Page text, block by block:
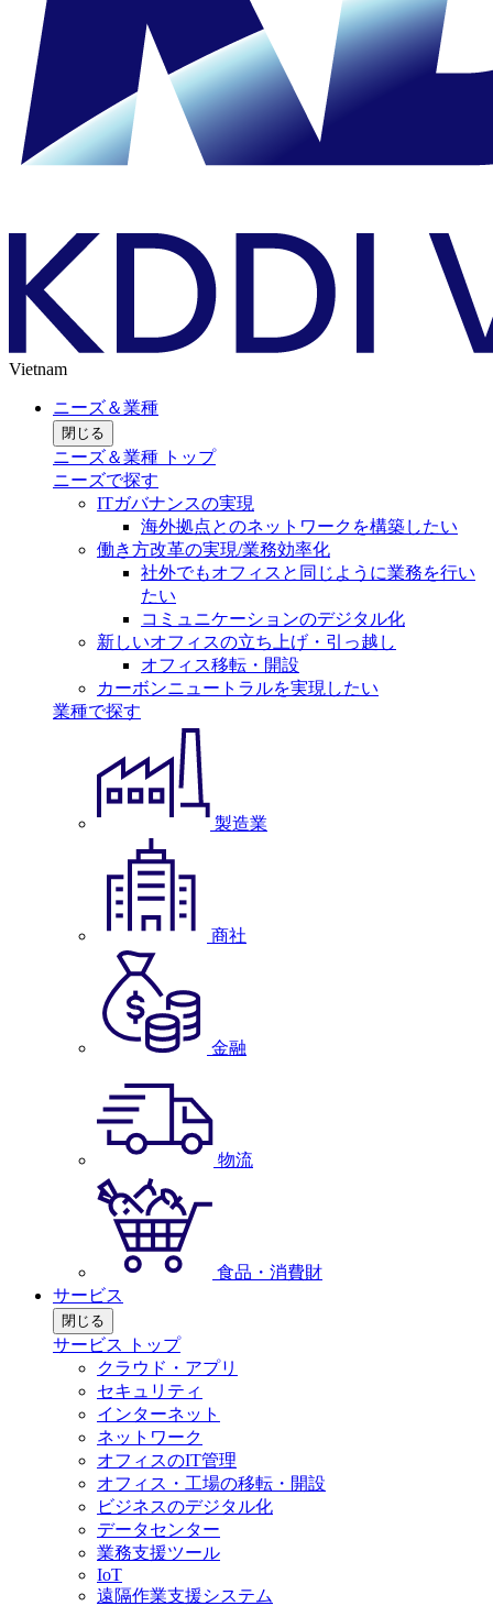
Vietnam
ニーズ＆業種
閉じる
ニーズ＆業種 トップ
ニーズで探す
ITガバナンスの実現
海外拠点とのネットワークを構築したい
働き方改革の実現/業務効率化
社外でもオフィスと同じように業務を行い
たい
コミュニケーションのデジタル化
新しいオフィスの立ち上げ・引っ越し
オフィス移転・開設
カーボンニュートラルを実現したい
業種で探す
製造業
商社
金融
物流
食品・消費財
サービス
閉じる
サービス トップ
クラウド・アプリ
セキュリティ
インターネット
ネットワーク
オフィスのIT管理
オフィス・工場の移転・開設
ビジネスのデジタル化
データセンター
業務支援ツール
IoT
遠隔作業支援システム